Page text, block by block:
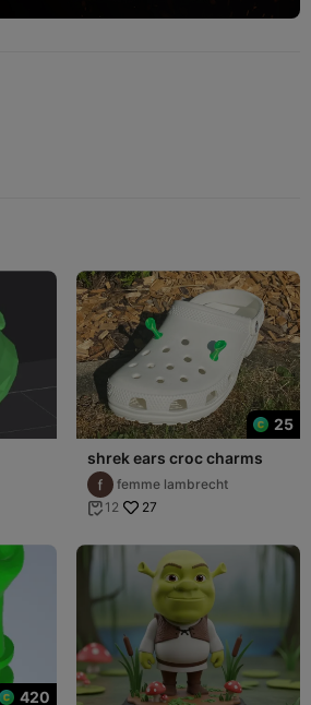
25
shrek ears croc charms
femme lambrecht
 12 27
420